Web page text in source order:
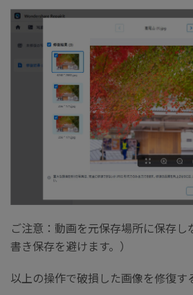
ご注意：動画を元保存場所に保存
書き保存を避けます。）
以上の操作で破損した画像を修復す